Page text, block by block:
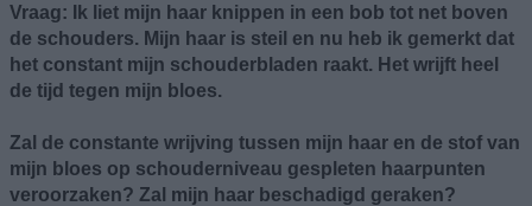
Vraag: Ik liet mijn haar knippen in een bob tot net boven
de schouders. Mijn haar is steil en nu heb ik gemerkt dat
het constant mijn schouderbladen raakt. Het wrijft heel
de tijd tegen mijn bloes.
Zal de constante wrijving tussen mijn haar en de stof van
mijn bloes op schouderniveau gespleten haarpunten
veroorzaken? Zal mijn haar beschadigd geraken?